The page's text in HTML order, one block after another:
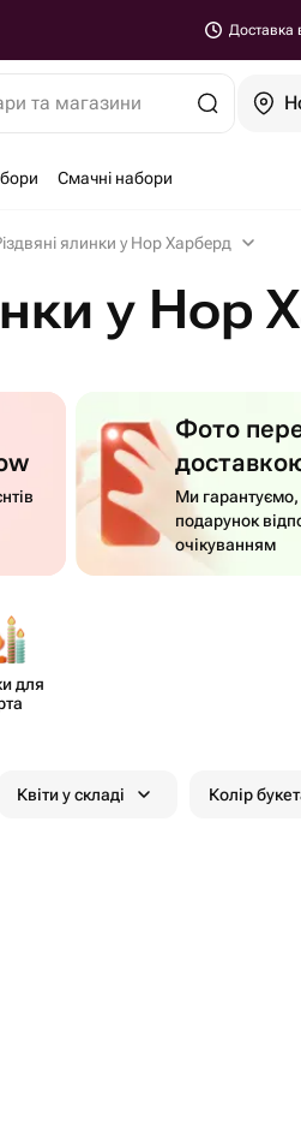
Доставка
та магазини
Смачні набори
ялинки у Нор Харберд
у Нор
Фото
Ми
подарунок
очікуванням
для
Квіти у складі Колір